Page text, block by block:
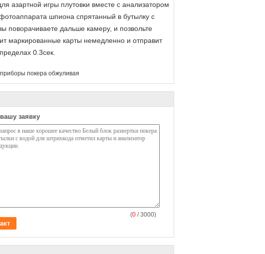
азартной игры плутовки вместе с анализатором
шпиона спрятанный в бутылку с
поворачиваете дальше камеру, и позвольте
маркированные карты немедленно и отправит
0.3сек.
приборы покера обжуливая
заявку
(0 / 3000)